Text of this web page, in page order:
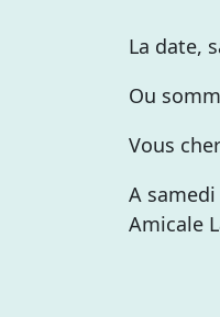
La date,
Ou
Vous
A samedi
Amicale